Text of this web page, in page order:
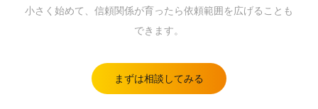
小さく始めて、信頼関係が育ったら依頼範囲を広げることも
できます。
まずは相談してみる